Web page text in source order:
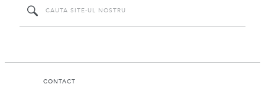
CONTACT